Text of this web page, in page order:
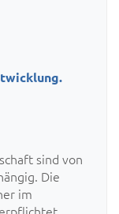
sind von
Die
im